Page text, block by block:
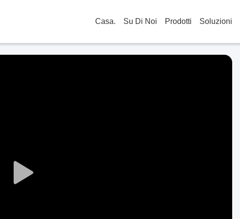
Casa. Su Di Noi Prodotti Soluzioni
Play